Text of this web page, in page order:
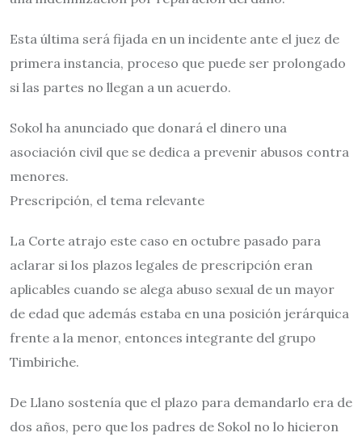
Esta última será fijada en un incidente ante el juez de
primera instancia, proceso que puede ser prolongado
si las partes no llegan a un acuerdo.
Sokol ha anunciado que donará el dinero una
asociación civil que se dedica a prevenir abusos contra
menores.
Prescripción, el tema relevante
La Corte atrajo este caso en octubre pasado para
aclarar si los plazos legales de prescripción eran
aplicables cuando se alega abuso sexual de un mayor
de edad que además estaba en una posición jerárquica
frente a la menor, entonces integrante del grupo
Timbiriche.
De Llano sostenía que el plazo para demandarlo era de
dos años, pero que los padres de Sokol no lo hicieron